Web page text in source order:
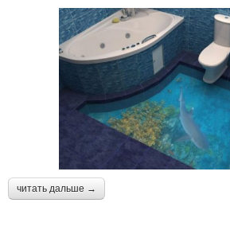
читать дальше →